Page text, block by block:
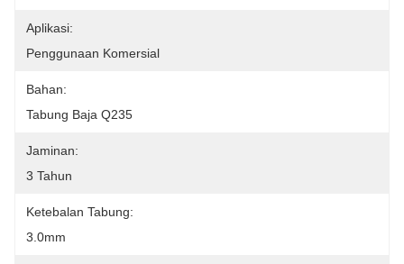
Aplikasi:
Penggunaan Komersial
Bahan:
Tabung Baja Q235
Jaminan:
3 Tahun
Ketebalan Tabung:
3.0mm